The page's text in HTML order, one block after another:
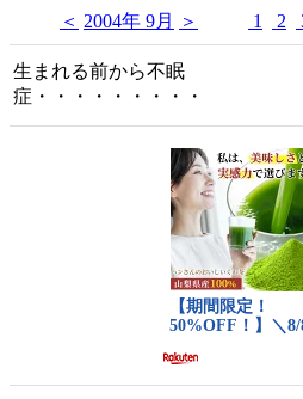
＜ 2004年 9月 ＞ 1 2
生まれる前から不眠
症・・・・・・・・・